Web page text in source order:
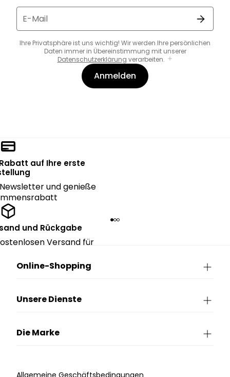
E-Mail
Ihre Privatsphäre ist uns wichtig! Wir werden Ihre persönlichen
Daten immer in Übereinstimmung mit unserer
Datenschutzerklärung verarbeiten.
Anmelden
auf Ihre erste
und genieße
und Rückgabe
Versand für
Online-Shopping
Unsere Dienste
Die Marke
Allgemeine Geschäftsbedingungen